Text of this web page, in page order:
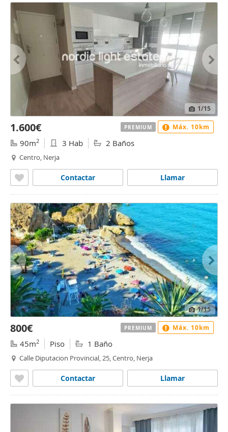
1/15
1.600€
90m2 3 Hab 2 Baños
Centro, Nerja
Llamar
Contactar
PREMIUM Máx. 10km
1/15
800€
45m2 Piso 1 Baño
Calle Diputacion Provincial, 25, Centro, Nerja
Llamar
Contactar
PREMIUM Máx. 10km